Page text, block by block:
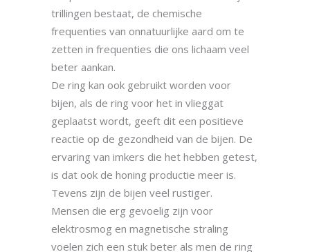
trillingen bestaat, de chemische
frequenties van onnatuurlijke aard om te
zetten in frequenties die ons lichaam veel
beter aankan.
De ring kan ook gebruikt worden voor
bijen, als de ring voor het in vlieggat
geplaatst wordt, geeft dit een positieve
reactie op de gezondheid van de bijen. De
ervaring van imkers die het hebben getest,
is dat ook de honing productie meer is.
Tevens zijn de bijen veel rustiger.
Mensen die erg gevoelig zijn voor
elektrosmog en magnetische straling
voelen zich een stuk beter als men de ring